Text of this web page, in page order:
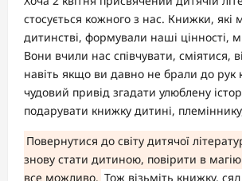
стосується кожного з нас. Книжки, які
дитинстві, формували наші цінності,
Вони вчили нас співчувати, сміятися,
навіть якщо ви давно не брали до рук
чудовий привід згадати улюблену
подарувати книжку дитині,
Повернутися до світу дитячої
знову стати дитиною, повірити в
все можливо. Тож візьміть книжку,